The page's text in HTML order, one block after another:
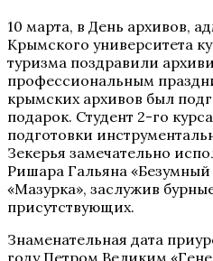
10 марта, в День архивов,
Крымского университета
туризма поздравили
профессиональным
крымских архивов был
подарок. Студент 2-го
подготовки
Зекерья замечательно
Ришара Гальяна
«Мазурка», заслужив
присутствующих.
Знаменательная дата
году Петром Великим